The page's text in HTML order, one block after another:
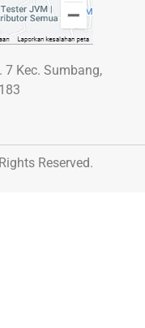
7 Kec. Sumbang,
Reserved.